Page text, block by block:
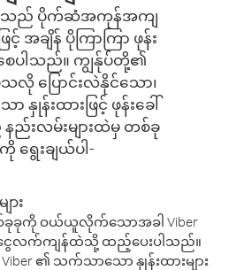
သည် ပိုက်ဆံအကုန်အကျ
င့် အချိန် ပိုကြာကြာ ဖုန်း
စေပါသည်။ ကျွန်ုပ်တို့၏
လို ပြောင်းလဲနိုင်သော၊
နှုန်းထားဖြင့် ဖုန်းခေါ်
းလမ်းများထဲမှ တစ်ခု
ကို ရွေးချယ်ပါ-
ား
ခုကို ဝယ်ယူလိုက်သောအခါ Viber
ေလက်ကျန်ထဲသို့ ထည့်ပေးပါသည်။
၏ သက်သာသော နှုန်းထားများ